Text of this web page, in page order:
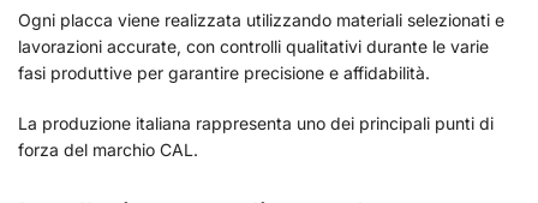
Ogni placca viene realizzata utilizzando materiali selezionati e
lavorazioni accurate, con controlli qualitativi durante le varie
fasi produttive per garantire precisione e affidabilità.
La produzione italiana rappresenta uno dei principali punti di
forza del marchio CAL.